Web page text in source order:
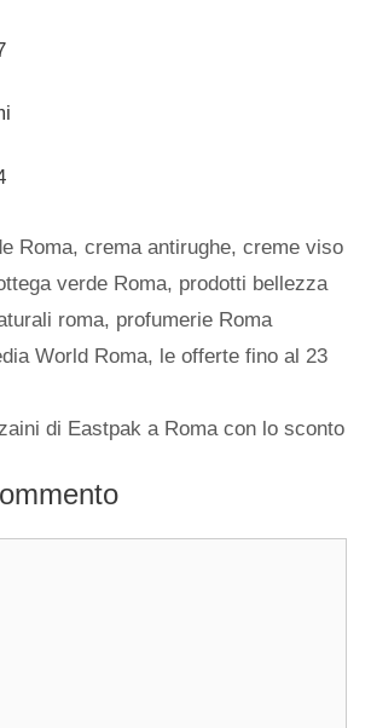
Roma,crema antirughe,creme viso
verde Roma, prodotti bellezza
roma, profumerie Roma
World Roma, le offerte fino al 23
di Eastpak a Roma con lo sconto